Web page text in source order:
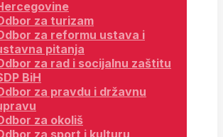
za turizam
za reformu ustava i
pitanja
za rad i socijalnu zaštitu
BiH
za pravdu i državnu
za okoliš
za sport i kulturu